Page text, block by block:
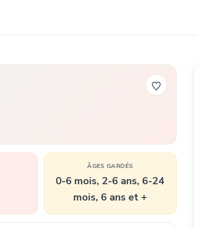
ÂGES GARDÉS
0-6 mois, 2-6 ans, 6-24
mois, 6 ans et +